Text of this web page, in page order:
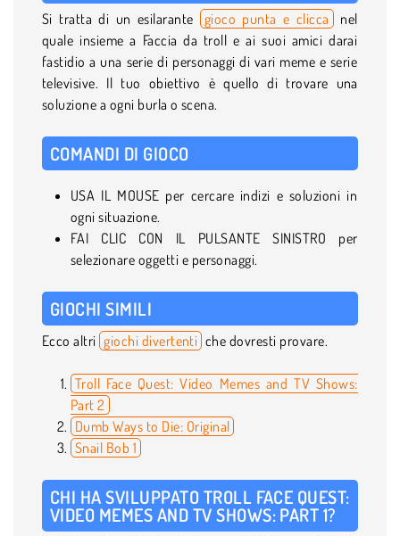
Si tratta di un esilarante gioco punta e clicca nel
quale insieme a Faccia da troll e ai suoi amici darai
fastidio a una serie di personaggi di vari meme e serie
televisive. Il tuo obiettivo è quello di trovare una
soluzione a ogni burla o scena.
COMANDI DI GIOCO
USA IL MOUSE per cercare indizi e soluzioni in
ogni situazione.
FAI CLIC CON IL PULSANTE SINISTRO per
selezionare oggetti e personaggi.
GIOCHI SIMILI
Ecco altri giochi divertenti che dovresti provare.
Troll Face Quest: Video Memes and TV Shows:
Part 2
Dumb Ways to Die: Original
Snail Bob 1
CHI HA SVILUPPATO TROLL FACE QUEST:
VIDEO MEMES AND TV SHOWS: PART 1?